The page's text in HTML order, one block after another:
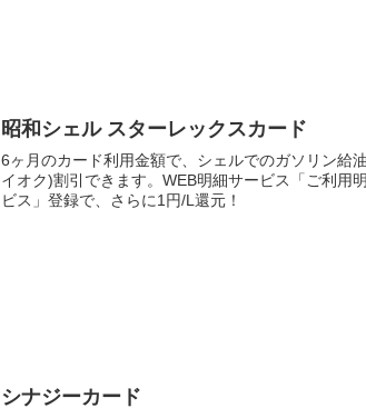
昭和シェル スターレックスカード
6ヶ月のカード利用金額で、シェルでのガソリン給
イオク)割引できます。WEB明細サービス「ご利用
ビス」登録で、さらに1円/L還元！
シナジーカード